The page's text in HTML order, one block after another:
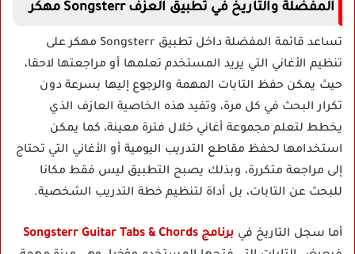
المفضلة والتاريخ في تطبيق العزف Songsterr مهكر
تساعد قائمة المفضلة داخل تطبيق Songsterr مهكر على
تنظيم الأغاني التي يريد المستخدم تعلمها أو مراجعتها لاحقا،
حيث يمكن حفظ التابات المهمة والرجوع إليها بسرعة دون
تكرار البحث في كل مرة، وتفيد هذه الخاصية العازف الذي
يخطط لتعلم مجموعة أغاني خلال فترة معينة، كما يمكن
استخدامها لحفظ مقاطع التدريب اليومية أو الأغاني التي تحتاج
إلى مراجعة متكررة، وبذلك يصبح التطبيق ليس فقط مكانا
للبحث عن التابات، بل أداة لتنظيم خطة التدريب الشخصية.
أما سجل التاريخ في برنامج Songsterr Guitar Tabs & Chords